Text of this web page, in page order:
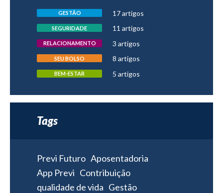
GESTÃO 17 artigos
SEGURIDADE 11 artigos
RELACIONAMENTO 3 artigos
SEU BOLSO 8 artigos
BEM-ESTAR 5 artigos
Tags
Previ Futuro Aposentadoria
App Previ Contribuição
qualidade de vida Gestão